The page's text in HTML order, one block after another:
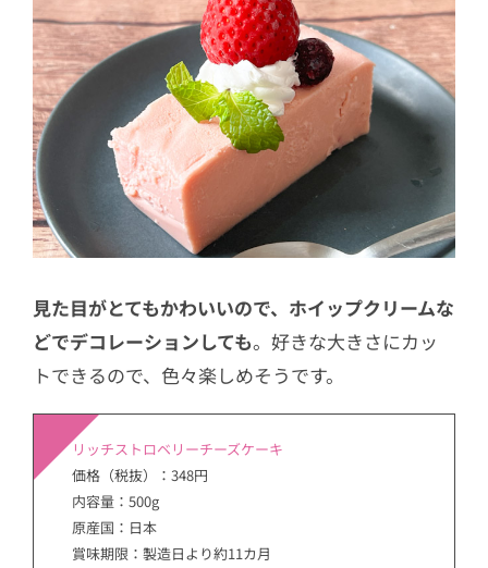
見た目がとてもかわいいので、ホイップクリームな
どでデコレーションしても。好きな大きさにカッ
トできるので、色々楽しめそうです。
リッチストロベリーチーズケーキ
価格（税抜）：348円
内容量：500g
原産国：日本
賞味期限：製造日より約11カ月